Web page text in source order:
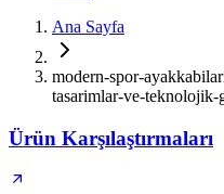
Ana Sayfa
modern-spor-
tasarimlar-ve-teknolojik-
Ürün Karşılaştırmaları